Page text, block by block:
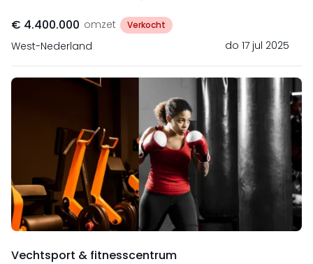
€ 4.400.000 omzet Verkocht
West-Nederland do 17 jul 2025
Vechtsport & fitnesscentrum